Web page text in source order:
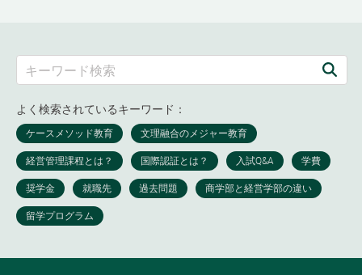
よく検索されているキーワード：